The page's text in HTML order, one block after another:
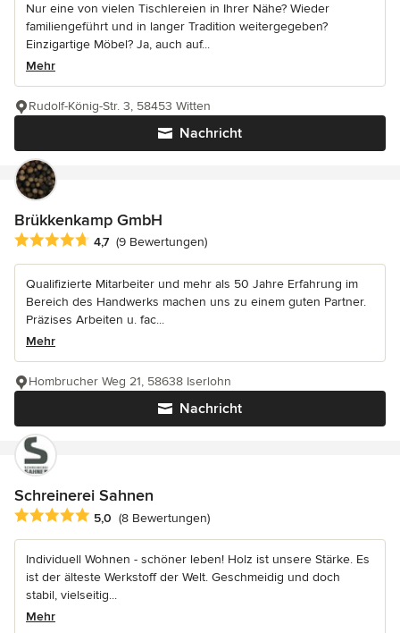
Nur eine von vielen Tischlereien in Ihrer Nähe? Wieder
familiengeführt und in langer Tradition weitergegeben?
Einzigartige Möbel? Ja, auch auf...
Mehr
Nachricht
Rudolf-König-Str. 3, 58453 Witten
Brükkenkamp GmbH
Durchschnittliche Bewertung: 4.7 von 5 Sternen
4,7 (9 Bewertungen)
Qualifizierte Mitarbeiter und mehr als 50 Jahre Erfahrung im
Bereich des Handwerks machen uns zu einem guten Partner.
Präzises Arbeiten u. fac...
Mehr
Nachricht
Hombrucher Weg 21, 58638 Iserlohn
Schreinerei Sahnen
Durchschnittliche Bewertung: 5 von 5 Sternen
5,0 (8 Bewertungen)
Individuell Wohnen - schöner leben! Holz ist unsere Stärke. Es
ist der älteste Werkstoff der Welt. Geschmeidig und doch
stabil, vielseitig...
Mehr